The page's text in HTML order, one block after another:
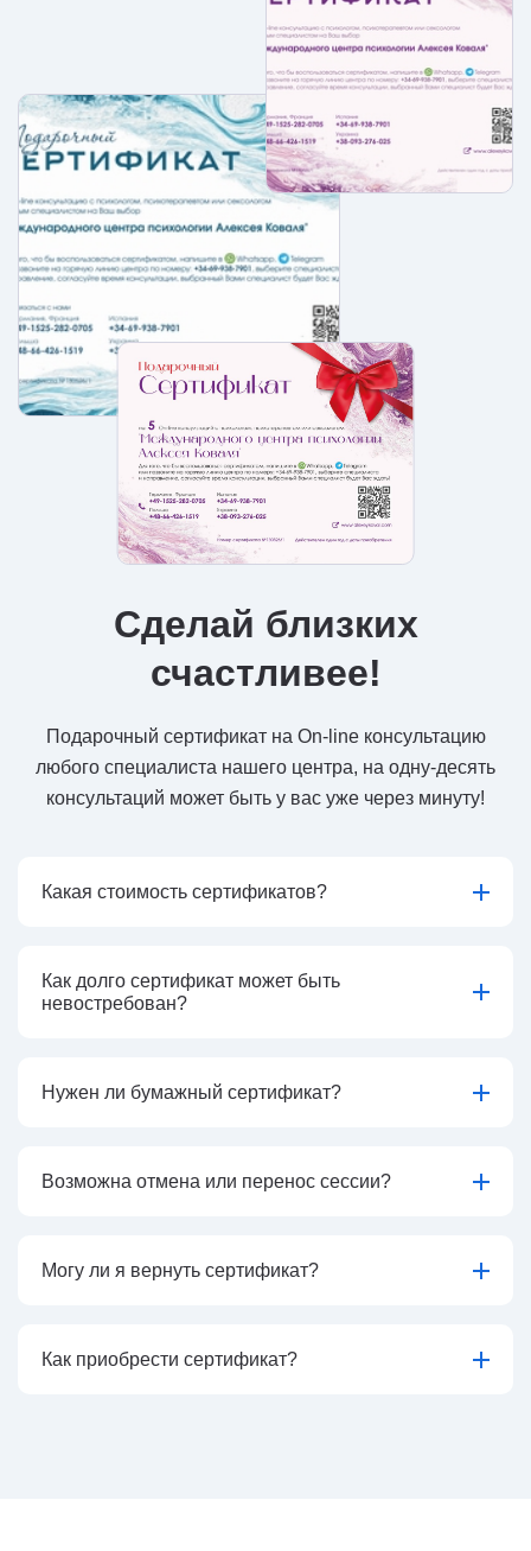
Сделай близких
счастливее!
Подарочный сертификат на On-line консультацию
любого специалиста нашего центра, на одну-десять
консультаций может быть у вас уже через минуту!
Какая стоимость сертификатов?
Как долго сертификат может быть
невостребован?
Нужен ли бумажный сертификат?
Возможна отмена или перенос сессии?
Могу ли я вернуть сертификат?
Как приобрести сертификат?